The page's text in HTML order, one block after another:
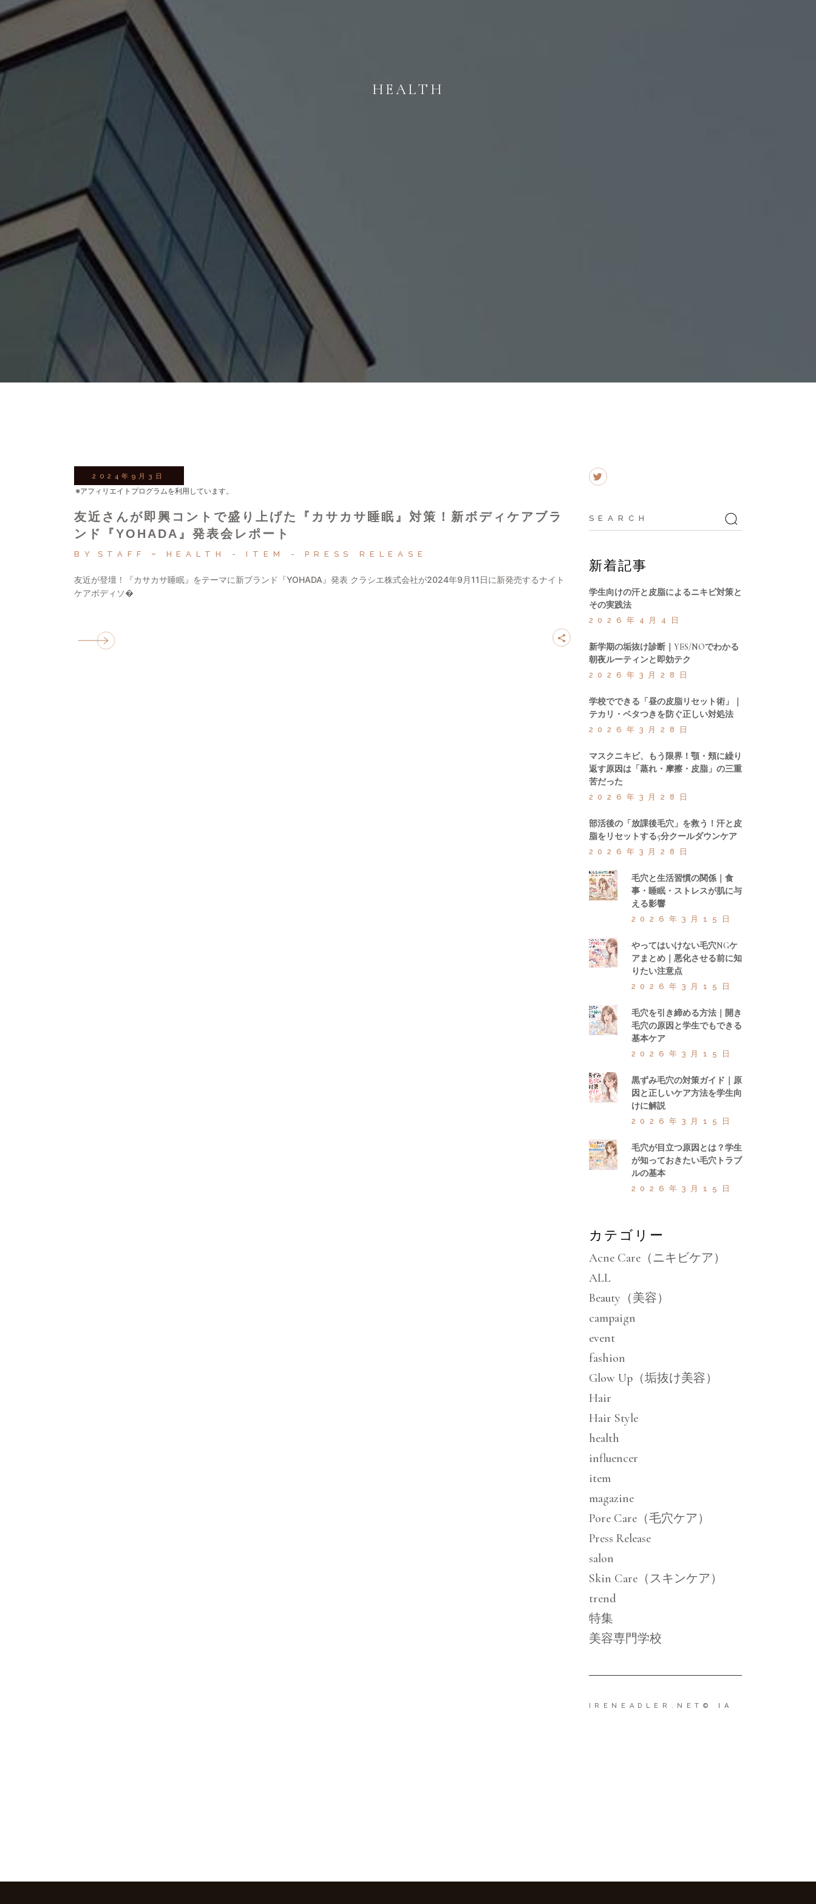
HEALTH
2024年9月3日
友近さんが即興コントで盛り上げた『カサカサ睡眠』対策！新ボディケアブラ
ンド『YOHADA』発表会レポート
BY STAFF HEALTH ITEM PRESS RELEASE
友近が登壇！『カサカサ睡眠』をテーマに新ブランド『YOHADA』発表 クラシエ株式会社が2024年9月11日に新発売するナイト
ケアボディソ�
※アフィリエイトプログラムを利用しています。
Search
for:
新着記事
学生向けの汗と皮脂によるニキビ対策と
その実践法
2026年4月4日
新学期の垢抜け診断｜YES/NOでわかる
朝夜ルーティンと即効テク
2026年3月28日
学校でできる「昼の皮脂リセット術」｜
テカリ・ベタつきを防ぐ正しい対処法
2026年3月28日
マスクニキビ、もう限界！顎・頬に繰り
返す原因は「蒸れ・摩擦・皮脂」の三重
苦だった
2026年3月28日
部活後の「放課後毛穴」を救う！汗と皮
脂をリセットする5分クールダウンケア
2026年3月28日
毛穴と生活習慣の関係｜食
事・睡眠・ストレスが肌に与
える影響
2026年3月15日
やってはいけない毛穴NGケ
アまとめ｜悪化させる前に知
りたい注意点
2026年3月15日
毛穴を引き締める方法｜開き
毛穴の原因と学生でもできる
基本ケア
2026年3月15日
黒ずみ毛穴の対策ガイド｜原
因と正しいケア方法を学生向
けに解説
2026年3月15日
毛穴が目立つ原因とは？学生
が知っておきたい毛穴トラブ
ルの基本
2026年3月15日
カテゴリー
Acne Care（ニキビケア）
ALL
Beauty（美容）
campaign
event
fashion
Glow Up（垢抜け美容）
Hair
Hair Style
health
influencer
item
magazine
Pore Care（毛穴ケア）
Press Release
salon
Skin Care（スキンケア）
trend
特集
美容専門学校
IRENEADLER.NET © IA